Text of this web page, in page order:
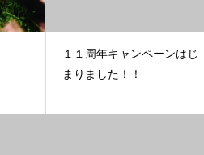
１１周年キャンペーンはじ
まりました！！